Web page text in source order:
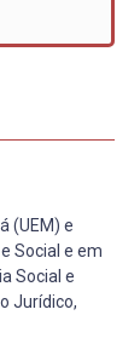
(UEM) e
Social e em
Social e
Jurídico,